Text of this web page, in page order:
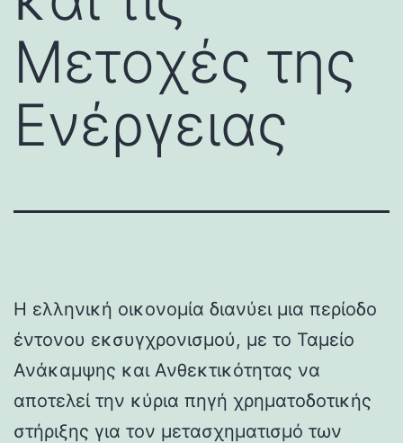
Μετοχές της
Ενέργειας
Η ελληνική οικονομία διανύει μια περίοδο
έντονου εκσυγχρονισμού, με το Ταμείο
Ανάκαμψης και Ανθεκτικότητας να
αποτελεί την κύρια πηγή χρηματοδοτικής
στήριξης για τον μετασχηματισμό των